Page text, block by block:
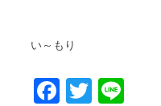
い～もり
Facebook
Twitter